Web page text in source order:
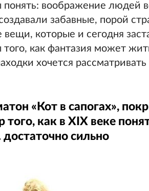
понять: воображение людей
забавные, порой
вещи, которые и сегодня
как фантазия может
хочется
«Кот в сапогах»,
того, как в XIX веке
сильно